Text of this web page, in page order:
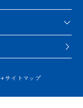
サイトマップ